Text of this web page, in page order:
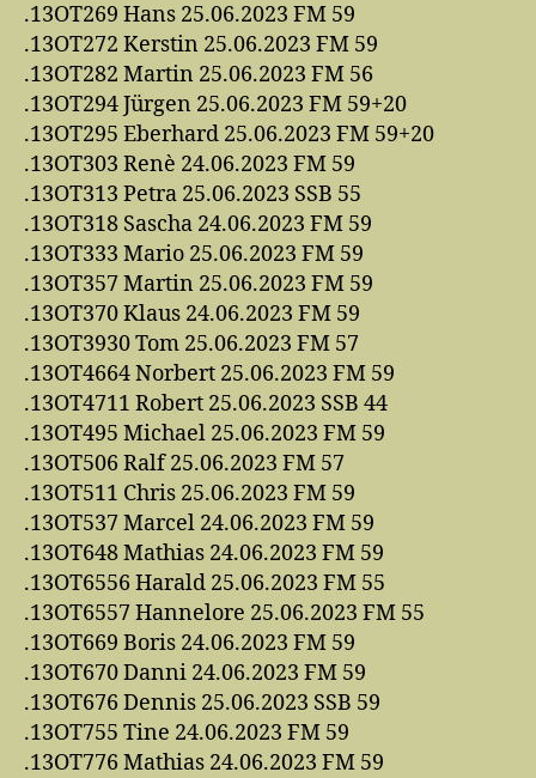
.13OT269 Hans 25.06.2023 FM 59
.13OT272 Kerstin 25.06.2023 FM 59
.13OT282 Martin 25.06.2023 FM 56
.13OT294 Jürgen 25.06.2023 FM 59+20
.13OT295 Eberhard 25.06.2023 FM 59+20
.13OT303 Renè 24.06.2023 FM 59
.13OT313 Petra 25.06.2023 SSB 55
.13OT318 Sascha 24.06.2023 FM 59
.13OT333 Mario 25.06.2023 FM 59
.13OT357 Martin 25.06.2023 FM 59
.13OT370 Klaus 24.06.2023 FM 59
.13OT3930 Tom 25.06.2023 FM 57
.13OT4664 Norbert 25.06.2023 FM 59
.13OT4711 Robert 25.06.2023 SSB 44
.13OT495 Michael 25.06.2023 FM 59
.13OT506 Ralf 25.06.2023 FM 57
.13OT511 Chris 25.06.2023 FM 59
.13OT537 Marcel 24.06.2023 FM 59
.13OT648 Mathias 24.06.2023 FM 59
.13OT6556 Harald 25.06.2023 FM 55
.13OT6557 Hannelore 25.06.2023 FM 55
.13OT669 Boris 24.06.2023 FM 59
.13OT670 Danni 24.06.2023 FM 59
.13OT676 Dennis 25.06.2023 SSB 59
.13OT755 Tine 24.06.2023 FM 59
.13OT776 Mathias 24.06.2023 FM 59